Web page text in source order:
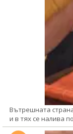
Вътрешната
и в тях се налива